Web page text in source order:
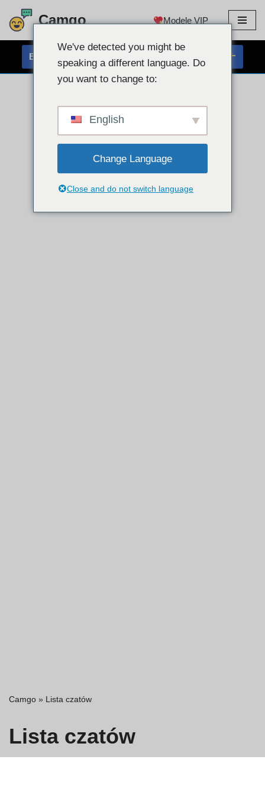
Przejdź
treści
Camgo Modele VIP
BEZPŁATNY CZAT Z KAMERĄ INTERNETOWĄ
Camgo » Lista czatów
Lista czatów
We've detected you might be
speaking a different language. Do
you want to change to:
English
Change Language
Close and do not switch language